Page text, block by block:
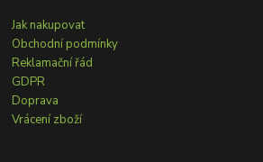
Jak nakupovat
Obchodní podmínky
Reklamační řád
GDPR
Doprava
Vrácení zboží